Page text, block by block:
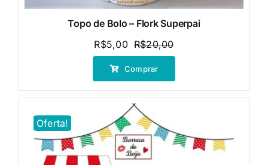
Topo de Bolo – Flork Superpai
R$20,00O
preço
era:
R$5,00
O
preço
é:
Comprar
Oferta!